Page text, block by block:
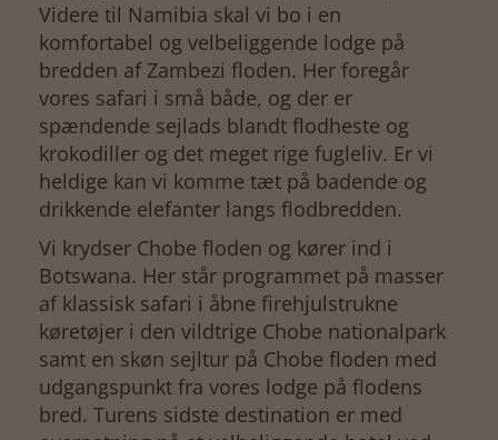
Videre til Namibia skal vi bo i en
komfortabel og velbeliggende lodge på
bredden af Zambezi floden. Her foregår
vores safari i små både, og der er
spændende sejlads blandt flodheste og
krokodiller og det meget rige fugleliv. Er vi
heldige kan vi komme tæt på badende og
drikkende elefanter langs flodbredden.
Vi krydser Chobe floden og kører ind i
Botswana. Her står programmet på masser
af klassisk safari i åbne firehjulstrukne
køretøjer i den vildtrige Chobe nationalpark
samt en skøn sejltur på Chobe floden med
udgangspunkt fra vores lodge på flodens
bred. Turens sidste destination er med